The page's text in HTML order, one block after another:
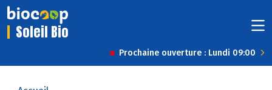
Soleil Bio
Prochaine ouverture : Lundi 09:00